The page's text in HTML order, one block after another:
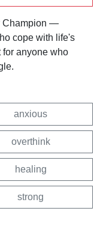
Champion —
cope with life's
for anyone who
anxious
overthink
healing
strong